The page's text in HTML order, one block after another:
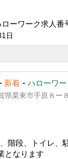
ーワーク求人番
日
新着 - ハローワ
栗東市手原８ー
階段、トイレ、
となります